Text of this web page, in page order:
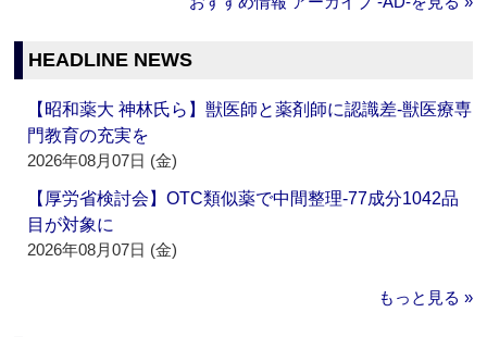
HEADLINE NEWS
【昭和薬大 神林氏ら】獣医師と薬剤師に認識差‐獣医療専
門教育の充実を
2026年08月07日 (金)
【厚労省検討会】OTC類似薬で中間整理‐77成分1042品
目が対象に
2026年08月07日 (金)
もっと見る »